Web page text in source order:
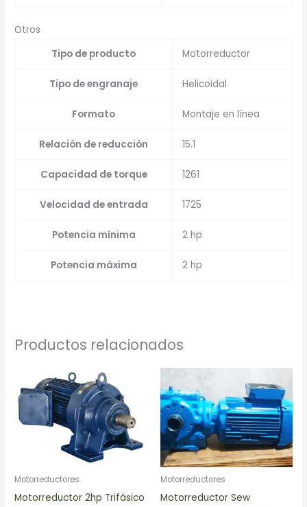
Otros
Tipo de producto
Motorreductor
Tipo de engranaje Helicoidal
Formato Montaje en línea
Relación de reducción 15.1
Capacidad de torque 1261
Velocidad de entrada 1725
Potencia mínima 2 hp
Potencia máxima 2 hp
Productos relacionados
Motorreductores
Motorreductor 2hp Trifásico
Motorreductores
Motorreductor Sew